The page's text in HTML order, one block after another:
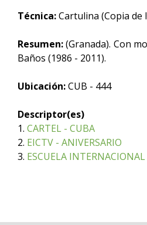
Técnica:Cartulina (Copia de
Resumen:(Granada). Con
Baños (1986 - 2011).
Ubicación:CUB - 444
Descriptor(es)
1. CARTEL - CUBA
2. EICTV - ANIVERSARIO
3. ESCUELA